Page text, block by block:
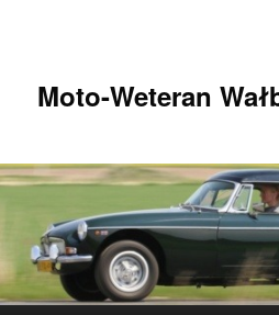
Moto-Weteran